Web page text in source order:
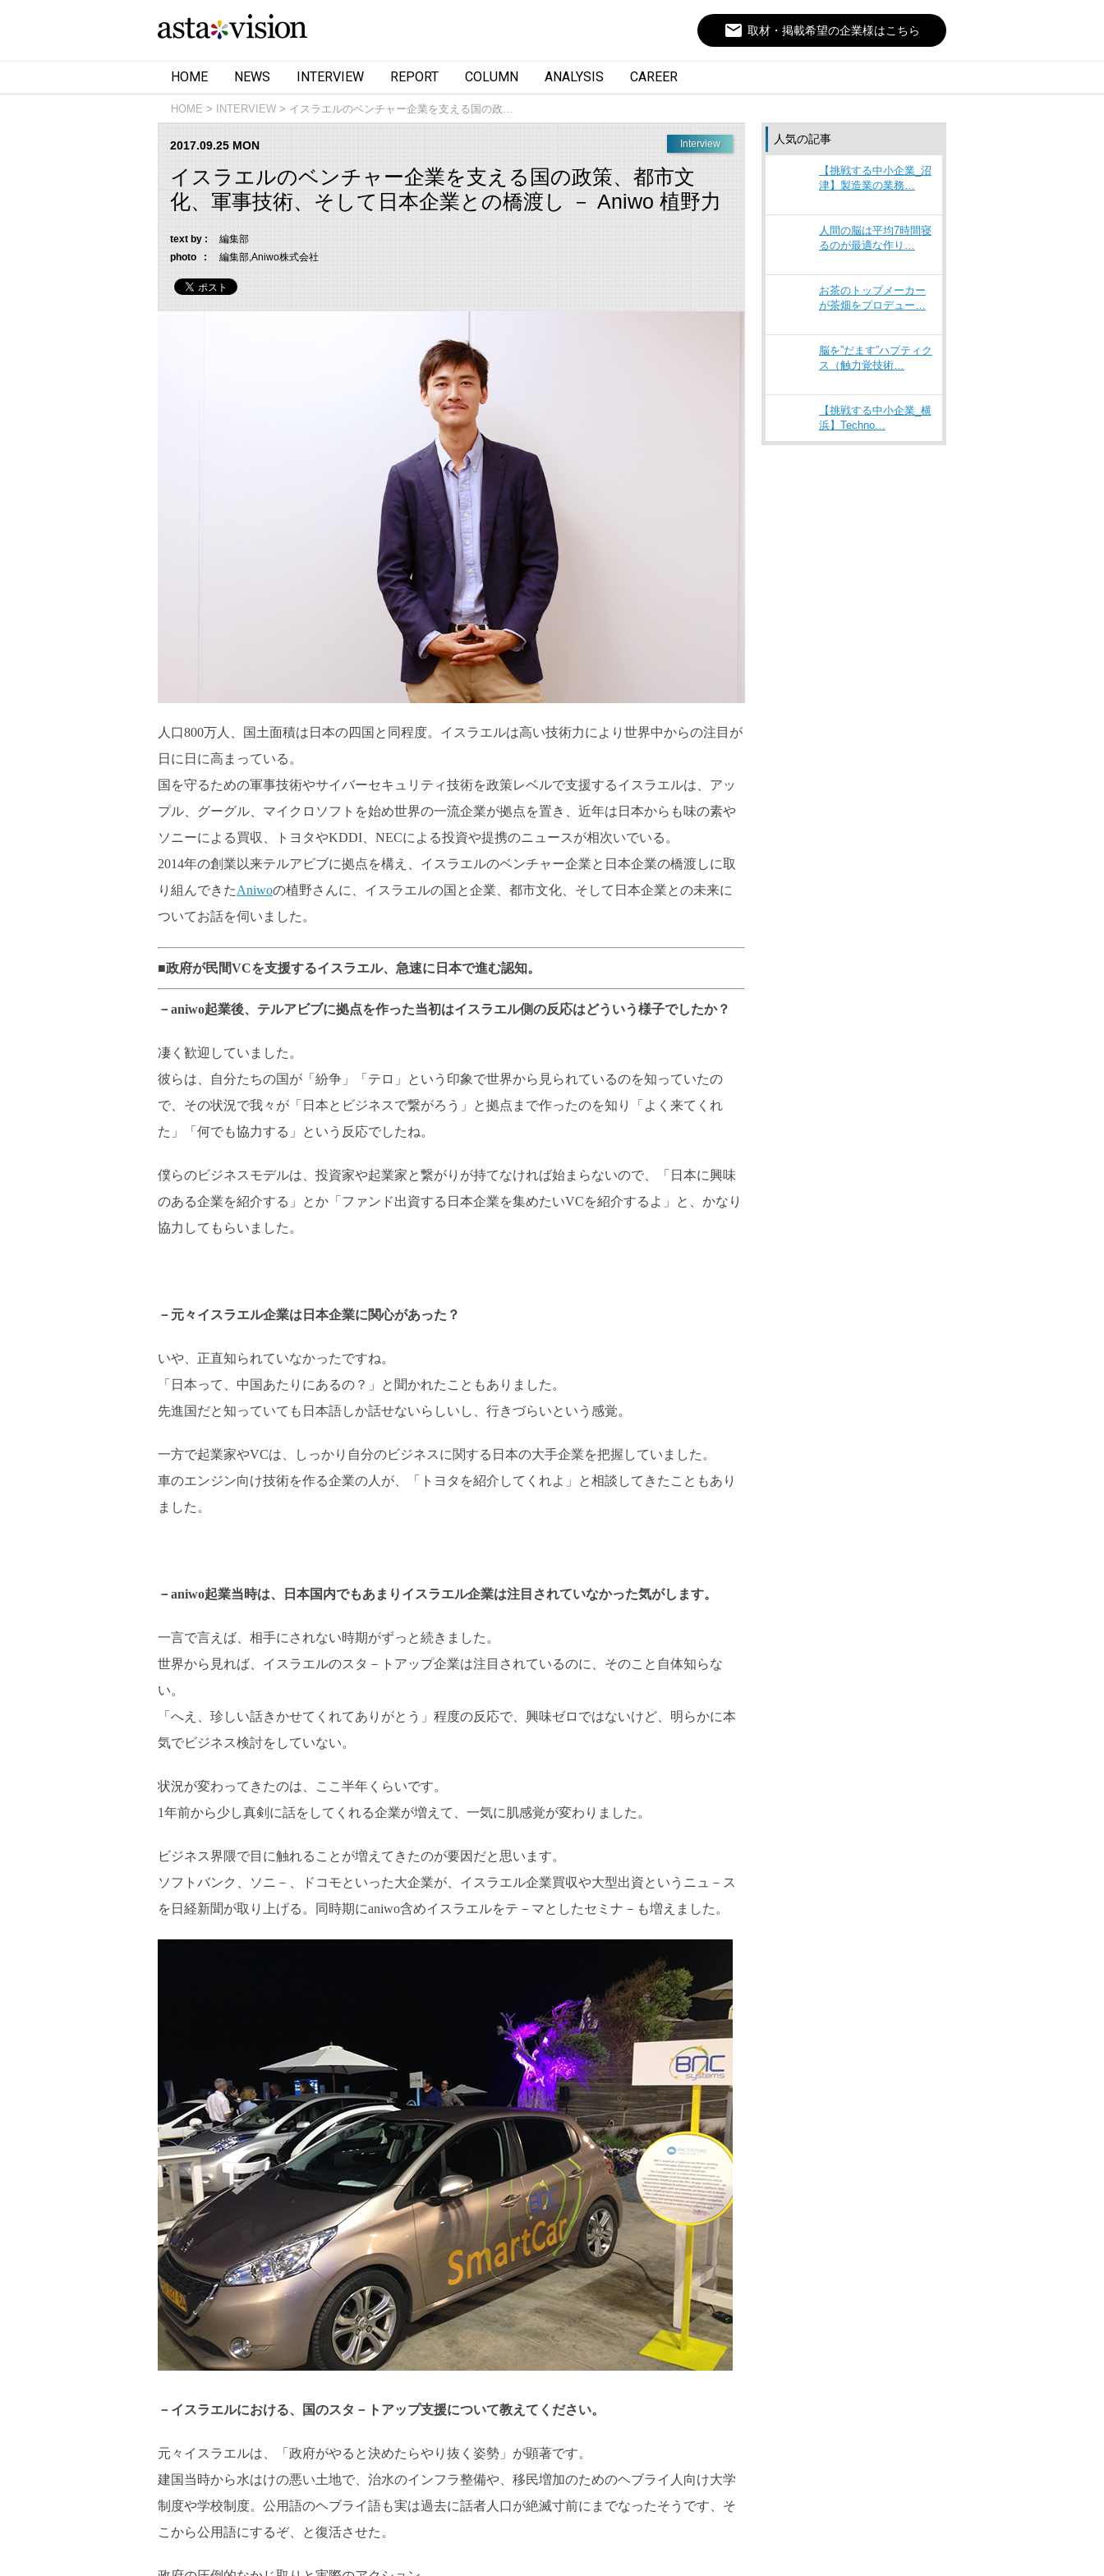
email 取材・掲載希望の企業様はこちら
HOME NEWS INTERVIEW REPORT COLUMN ANALYSIS CAREER
HOME INTERVIEW イスラエルのベンチャー企業を支える国の政…
Interview
2017.09.25 MON
イスラエルのベンチャー企業を支える国の政策、都市文
化、軍事技術、そして日本企業との橋渡し － Aniwo 植野力
text by :
編集部
photo :
編集部,Aniwo株式会社
人口800万人、国土面積は日本の四国と同程度。イスラエルは高い技術力により世界中からの注目が
日に日に高まっている。
国を守るための軍事技術やサイバーセキュリティ技術を政策レベルで支援するイスラエルは、アッ
プル、グーグル、マイクロソフトを始め世界の一流企業が拠点を置き、近年は日本からも味の素や
ソニーによる買収、トヨタやKDDI、NECによる投資や提携のニュースが相次いでいる。
2014年の創業以来テルアビブに拠点を構え、イスラエルのベンチャー企業と日本企業の橋渡しに取
り組んできたAniwoの植野さんに、イスラエルの国と企業、都市文化、そして日本企業との未来に
ついてお話を伺いました。
■政府が民間VCを支援するイスラエル、急速に日本で進む認知。
－aniwo起業後、テルアビブに拠点を作った当初はイスラエル側の反応はどういう様子でしたか？
凄く歓迎していました。
彼らは、自分たちの国が「紛争」「テロ」という印象で世界から見られているのを知っていたの
で、その状況で我々が「日本とビジネスで繋がろう」と拠点まで作ったのを知り「よく来てくれ
た」「何でも協力する」という反応でしたね。
僕らのビジネスモデルは、投資家や起業家と繋がりが持てなければ始まらないので、「日本に興味
のある企業を紹介する」とか「ファンド出資する日本企業を集めたいVCを紹介するよ」と、かなり
協力してもらいました。
－元々イスラエル企業は日本企業に関心があった？
いや、正直知られていなかったですね。
「日本って、中国あたりにあるの？」と聞かれたこともありました。
先進国だと知っていても日本語しか話せないらしいし、行きづらいという感覚。
一方で起業家やVCは、しっかり自分のビジネスに関する日本の大手企業を把握していました。
車のエンジン向け技術を作る企業の人が、「トヨタを紹介してくれよ」と相談してきたこともあり
ました。
－aniwo起業当時は、日本国内でもあまりイスラエル企業は注目されていなかった気がします。
一言で言えば、相手にされない時期がずっと続きました。
世界から見れば、イスラエルのスタ－トアップ企業は注目されているのに、そのこと自体知らな
い。
「へえ、珍しい話きかせてくれてありがとう」程度の反応で、興味ゼロではないけど、明らかに本
気でビジネス検討をしていない。
状況が変わってきたのは、ここ半年くらいです。
1年前から少し真剣に話をしてくれる企業が増えて、一気に肌感覚が変わりました。
ビジネス界隈で目に触れることが増えてきたのが要因だと思います。
ソフトバンク、ソニ－、ドコモといった大企業が、イスラエル企業買収や大型出資というニュ－ス
を日経新聞が取り上げる。同時期にaniwo含めイスラエルをテ－マとしたセミナ－も増えました。
－イスラエルにおける、国のスタ－トアップ支援について教えてください。
元々イスラエルは、「政府がやると決めたらやり抜く姿勢」が顕著です。
建国当時から水はけの悪い土地で、治水のインフラ整備や、移民増加のためのヘブライ人向け大学
制度や学校制度。公用語のヘブライ語も実は過去に話者人口が絶滅寸前にまでなったそうです、そ
こから公用語にするぞ、と復活させた。
人気の記事
【挑戦する中小企業_沼
津】製造業の業務…
人間の脳は平均7時間寝
るのが最適な作り…
お茶のトップメーカー
が茶畑をプロデュー…
脳を”だます”ハプティク
ス（触力覚技術…
【挑戦する中小企業_横
浜】Techno…